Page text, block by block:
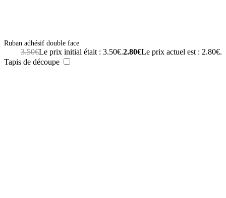
Ruban adhésif double face
3.50€Le prix initial était : 3.50€.2.80€Le prix actuel est : 2.80€.
Tapis de découpe